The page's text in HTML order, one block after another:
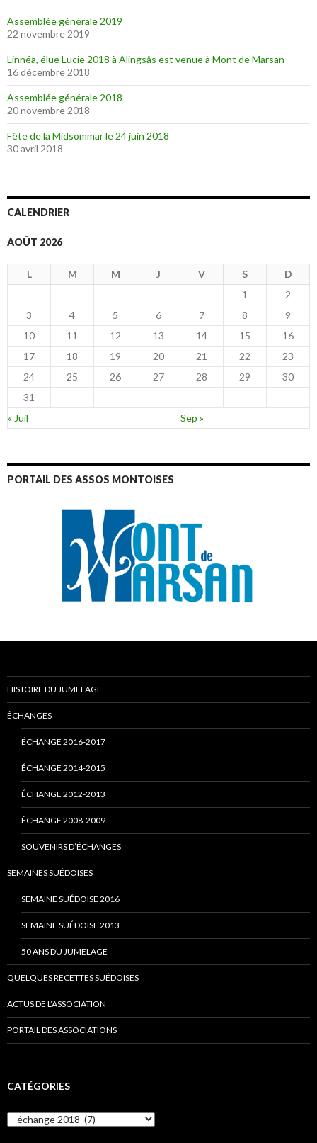
Assemblée générale 2019
22 novembre 2019
Linnéa, élue Lucie 2018 à Alingsås est venue à Mont de Marsan
16 décembre 2018
Assemblée générale 2018
20 novembre 2018
Fête de la Midsommar le 24 juin 2018
30 avril 2018
CALENDRIER
AOÛT 2026
L M M J V S
D
1
2
3
4 5 6 7 8
9
10
11 12 13 14 15
16
17
18 19 20 21 22
23
24
25 26 27 28 29
30
31
« Juil
Sep »
PORTAIL DES ASSOS MONTOISES
HISTOIRE DU JUMELAGE
ÉCHANGES
ÉCHANGE 2016-2017
ÉCHANGE 2014-2015
ÉCHANGE 2012-2013
ÉCHANGE 2008-2009
SOUVENIRS D’ÉCHANGES
SEMAINES SUÉDOISES
SEMAINE SUÉDOISE 2016
SEMAINE SUÉDOISE 2013
50 ANS DU JUMELAGE
QUELQUES RECETTES SUÉDOISES
ACTUS DE L’ASSOCIATION
PORTAIL DES ASSOCIATIONS
CATÉGORIES
a